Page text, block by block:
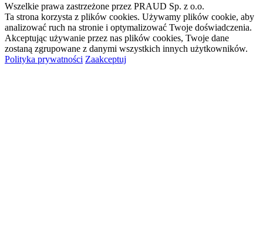
Wszelkie prawa zastrzeżone przez PRAUD Sp. z o.o.
Ta strona korzysta z plików cookies. Używamy plików cookie, aby
analizować ruch na stronie i optymalizować Twoje doświadczenia.
Akceptując używanie przez nas plików cookies, Twoje dane
zostaną zgrupowane z danymi wszystkich innych użytkowników.
Polityka prywatności Zaakceptuj